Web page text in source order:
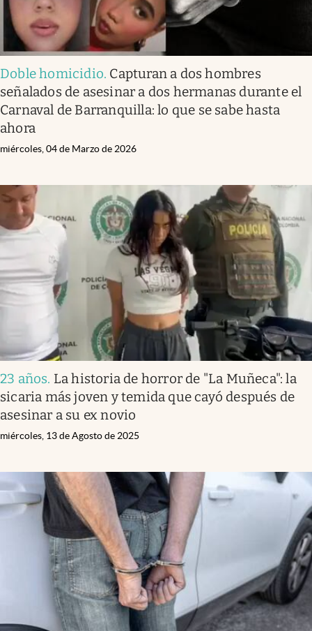
Doble homicidio. Capturan a dos hombres
señalados de asesinar a dos hermanas durante el
Carnaval de Barranquilla: lo que se sabe hasta
ahora
miércoles, 04 de Marzo de 2026
23 años. La historia de horror de "La Muñeca": la
sicaria más joven y temida que cayó después de
asesinar a su ex novio
miércoles, 13 de Agosto de 2025